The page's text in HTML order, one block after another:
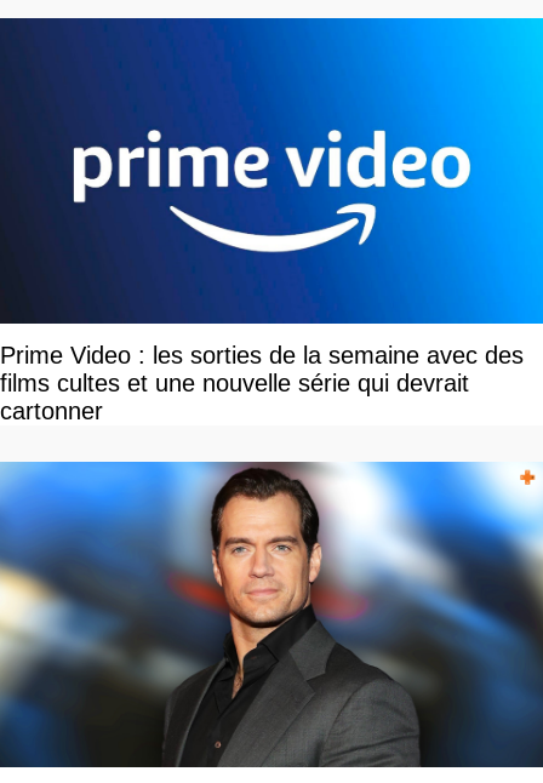
Prime Video : les sorties de la semaine avec des
films cultes et une nouvelle série qui devrait
cartonner